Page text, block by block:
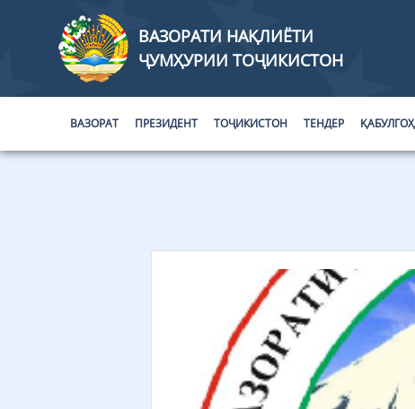
ВАЗОРАТИ НАҚЛИЁТИ
ҶУМҲУРИИ ТОҶИКИСТОН
ВАЗОРАТ ПРЕЗИДЕНТ ТОҶИКИСТОН ТЕНДЕР ҚАБУЛГОҲ